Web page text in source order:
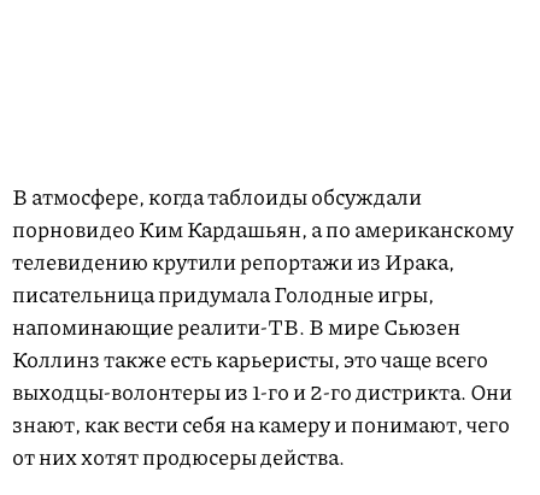
В атмосфере, когда таблоиды обсуждали
порновидео Ким Кардашьян, а по американскому
телевидению крутили репортажи из Ирака,
писательница придумала Голодные игры,
напоминающие реалити-ТВ. В мире Сьюзен
Коллинз также есть карьеристы, это чаще всего
выходцы-волонтеры из 1-го и 2-го дистрикта. Они
знают, как вести себя на камеру и понимают, чего
от них хотят продюсеры действа.